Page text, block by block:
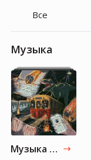
Все
Музыка
Музыка от Margaret-black: Часть 1